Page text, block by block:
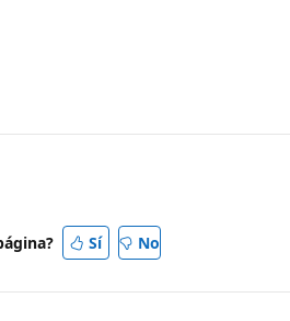
Sí No